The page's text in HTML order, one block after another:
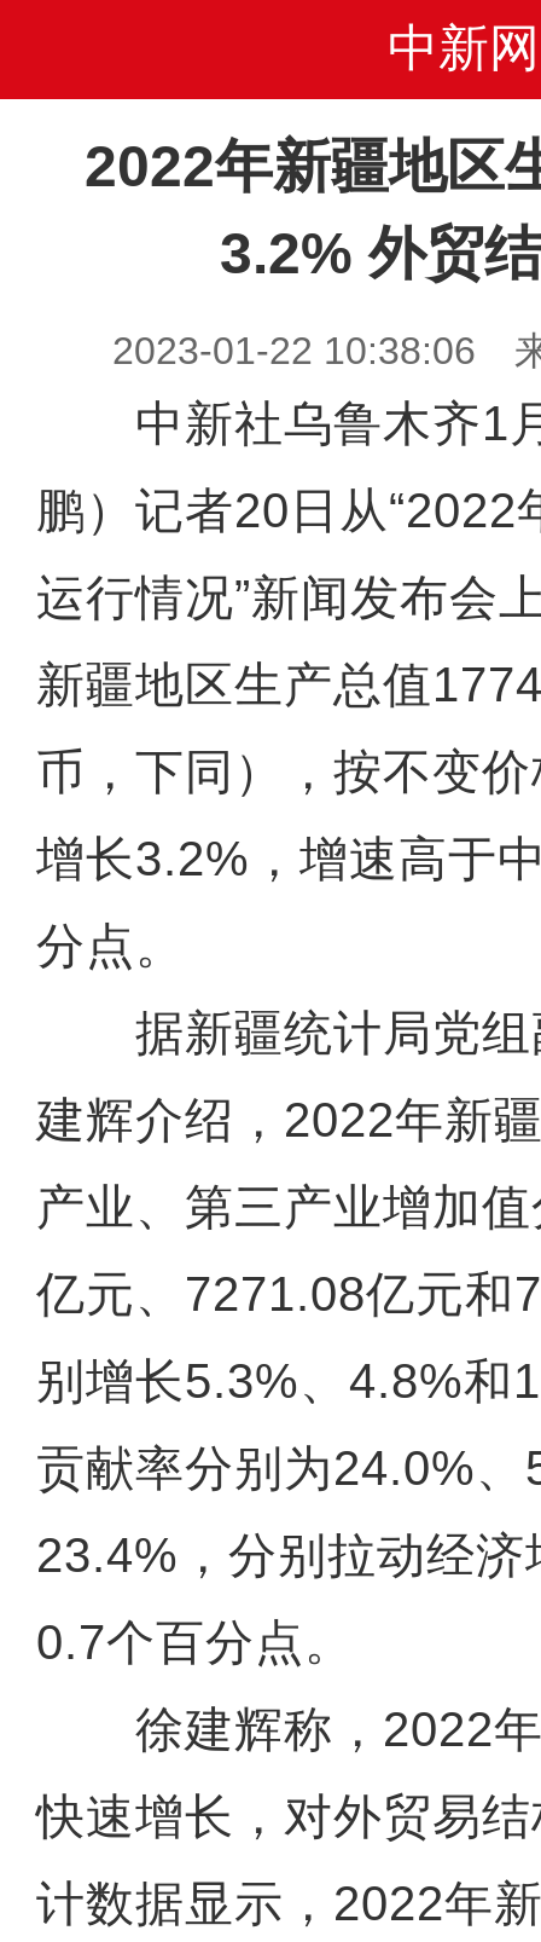
中新网
2022年新疆地区
3.2% 外贸
2023-01-22 10:38:06
中新社乌鲁木齐1
鹏）记者20日从“2022
运行情况”新闻发布会
新疆地区生产总值
币，下同），按不变
增长3.2%，增速高于
分点。
据新疆统计局党组
建辉介绍，2022年新
产业、第三产业增加
亿元、7271.08亿元和
别增长5.3%、4.8%和
贡献率分别为24.0%
23.4%，分别拉动经
0.7个百分点。
徐建辉称，2022年
快速增长，对外贸易
计数据显示，2022年